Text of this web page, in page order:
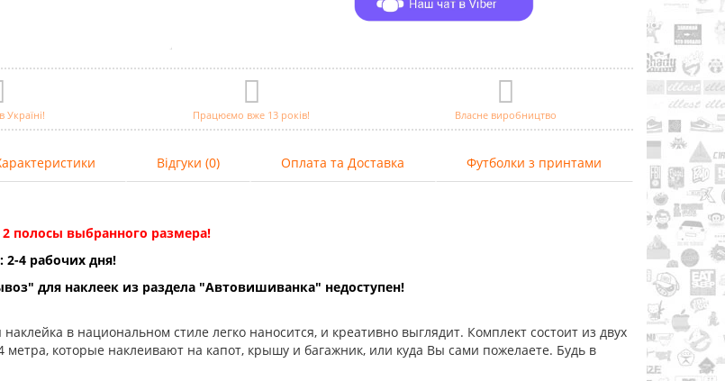
Україні! Працюємо вже 13 років! Власне виробництво
Відгуки (0) Оплата та Доставка Футболки з принтами
полосы выбранного размера!
2-4 рабочих дня!
для наклеек из раздела "Автовишиванка" недоступен!
в национальном стиле легко наносится, и креативно выглядит. Комплект состоит из двух
которые наклеивают на капот, крышу и багажник, или куда Вы сами пожелаете. Будь в